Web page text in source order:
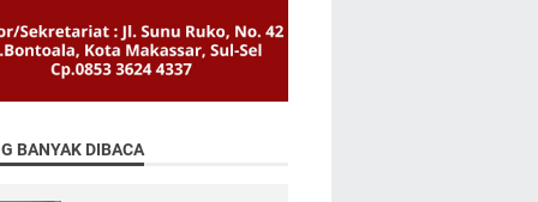
BANYAK DIBACA